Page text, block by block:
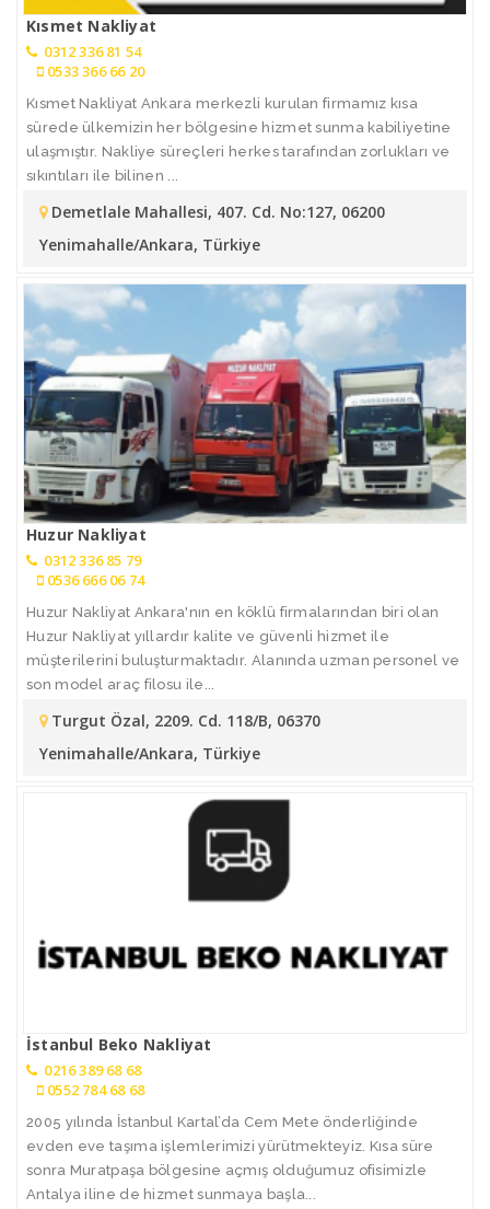
Kısmet Nakliyat
0312 336 81 54
0533 366 66 20
Kısmet Nakliyat Ankara merkezli kurulan firmamız kısa
sürede ülkemizin her bölgesine hizmet sunma kabiliyetine
ulaşmıştır. Nakliye süreçleri herkes tarafından zorlukları ve
sıkıntıları ile bilinen ...
Demetlale Mahallesi, 407. Cd. No:127, 06200
Yenimahalle/Ankara, Türkiye
Huzur Nakliyat
0312 336 85 79
0536 666 06 74
Huzur Nakliyat Ankara'nın en köklü firmalarından biri olan
Huzur Nakliyat yıllardır kalite ve güvenli hizmet ile
müşterilerini buluşturmaktadır. Alanında uzman personel ve
son model araç filosu ile...
Turgut Özal, 2209. Cd. 118/B, 06370
Yenimahalle/Ankara, Türkiye
İstanbul Beko Nakliyat
0216 389 68 68
0552 784 68 68
2005 yılında İstanbul Kartal’da Cem Mete önderliğinde
evden eve taşıma işlemlerimizi yürütmekteyiz. Kısa süre
sonra Muratpaşa bölgesine açmış olduğumuz ofisimizle
Antalya iline de hizmet sunmaya başla...